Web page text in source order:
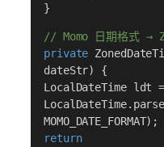
}
// Momo 日期格式 →
private
dateStr) {
LocalDateTime ldt =
MOMO_DATE_FORMAT);
return